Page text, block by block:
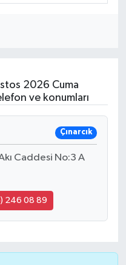
2026 Cuma
ve konumları
Çınarcık
Caddesi No:3 A
246 08 89